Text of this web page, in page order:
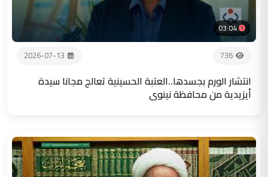
03:04
736
2026-07-13
انتشار الورم بجسدها..العتبة الحسينية تعالج مجانا سيدة
أيزيدية من محافظة نينوى